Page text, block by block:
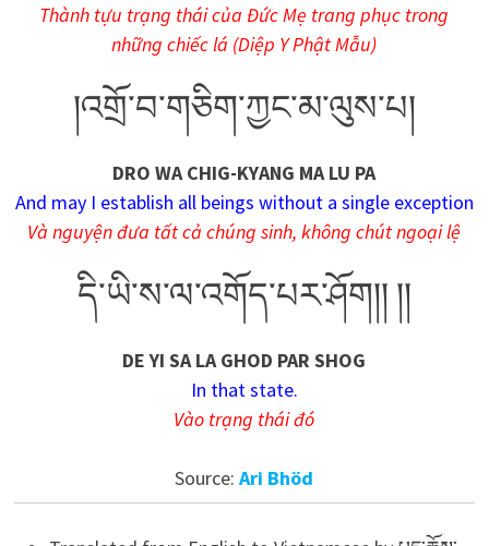
Thành tựu trạng thái của Đức Mẹ trang phục trong
những chiếc lá (Diệp Y Phật Mẫu)
།འགྲོ་བ་གཅིག་ཀྱང་མ་ལུས་པ།
DRO WA CHIG-KYANG MA LU PA
And may I establish all beings without a single exception
Và nguyện đưa tất cả chúng sinh, không chút ngoại lệ
དི་ཡི་ས་ལ་འགོད་པར་ཤོག།། །།
DE YI SA LA GHOD PAR SHOG
In that state.
Vào trạng thái đó
Source:Ari Bhöd